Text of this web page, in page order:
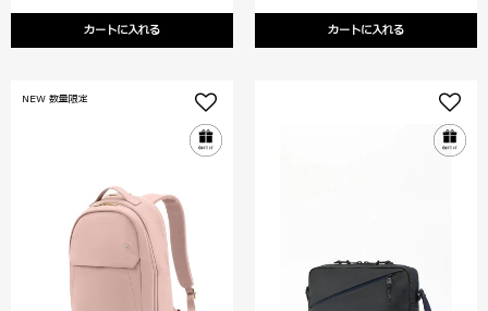
カートに入れる カートに入れる
NEW 数量限定